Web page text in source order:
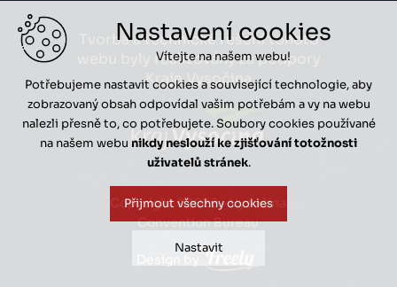
Tvorba a technické řešení tohoto
webu byly realizovány za podpory
Kraje Vysočina
Copyright ©2026 - Vysočina
Convention Bureau
Nastavení cookies
Vítejte na našem webu!
Potřebujeme nastavit cookies a související technologie, aby
zobrazovaný obsah odpovídal vašim potřebám a vy na webu
nalezli přesně to, co potřebujete. Soubory cookies používané
na našem webu nikdy neslouží ke zjišťování totožnosti
uživatelů stránek.
Přijmout všechny cookies
Nastavit